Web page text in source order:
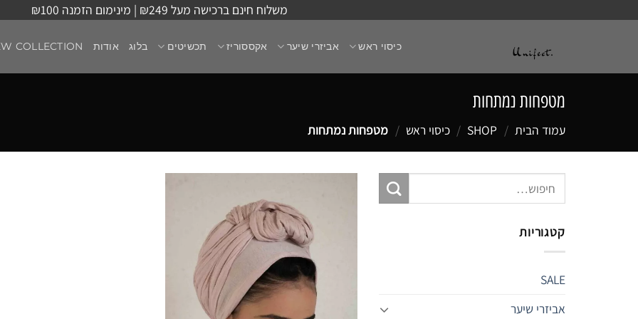
משלוח חינם ברכישה מעל ₪249 | מינימום הזמנה ₪100
כיסוי ראש אביזרי שיער אקססוריז תכשיטים בלוג אודות COLLECTION
מטפחות נמתחות
עמוד הבית /
SHOP
/ כיסוי ראש / מטפחות נמתחות
קטגוריות
SALE
אביזרי שיער